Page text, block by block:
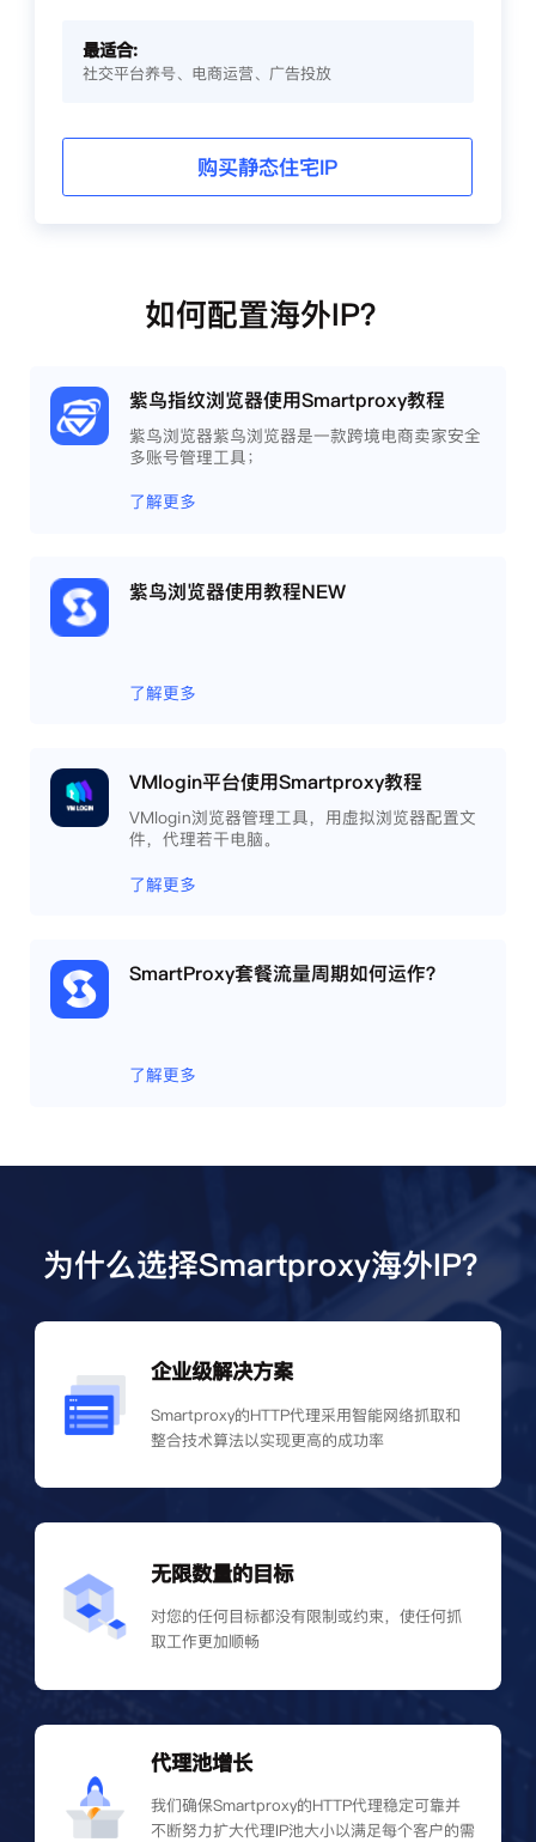
最适合:
社交平台养号、电商运营、广告投放
购买静态住宅IP
如何配置海外IP？
紫鸟指纹浏览器使用Smartproxy教程
紫鸟浏览器紫鸟浏览器是一款跨境电商卖家安全
多账号管理工具；
了解更多
紫鸟浏览器使用教程NEW
了解更多
VMlogin平台使用Smartproxy教程
VMlogin浏览器管理工具，用虚拟浏览器配置文
件，代理若干电脑。
了解更多
SmartProxy套餐流量周期如何运作？
了解更多
为什么选择Smartproxy海外IP？
企业级解决方案
Smartproxy的HTTP代理采用智能网络抓取和
整合技术算法以实现更高的成功率
无限数量的目标
对您的任何目标都没有限制或约束，使任何抓
取工作更加顺畅
代理池增长
我们确保Smartproxy的HTTP代理稳定可靠并
不断努力扩大代理IP池大小以满足每个客户的需